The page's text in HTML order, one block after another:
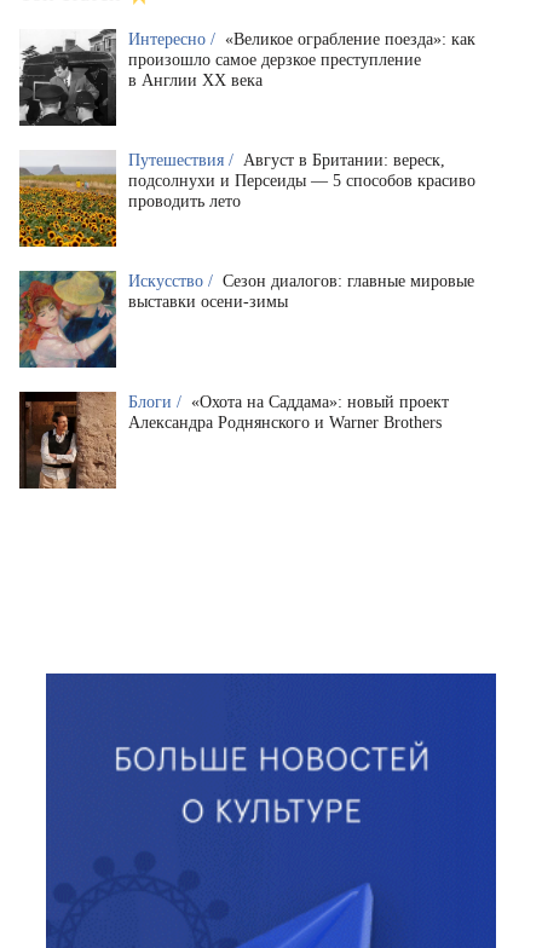
Интересно / «Великое ограбление поезда»: как
произошло самое дерзкое преступление
в Англии XX века
Путешествия / Август в Британии: вереск,
подсолнухи и Персеиды — 5 способов красиво
проводить лето
Искусство / Сезон диалогов: главные мировые
выставки осени-зимы
Блоги / «Охота на Саддама»: новый проект
Александра Роднянского и Warner Brothers